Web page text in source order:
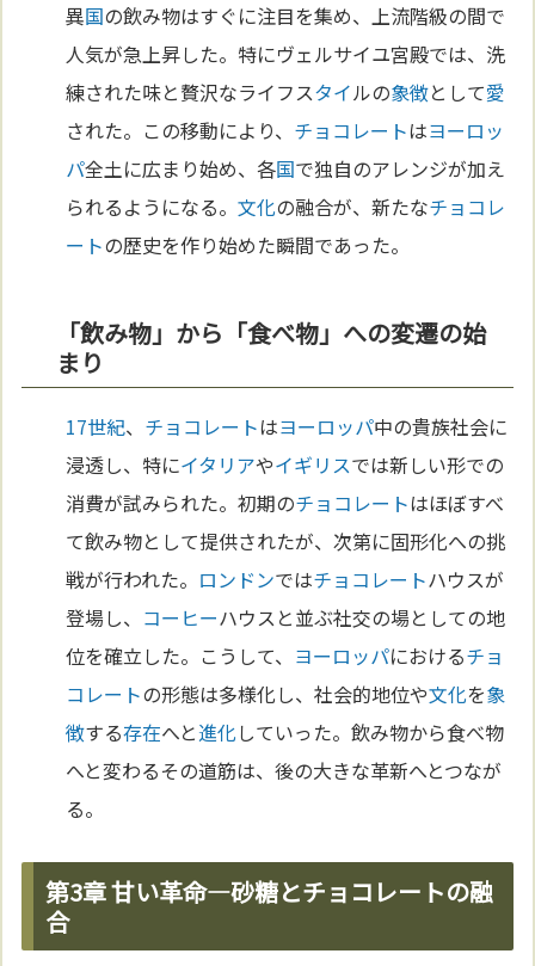
異国の飲み物はすぐに注目を集め、上流階級の間で
人気が急上昇した。特にヴェルサイユ宮殿では、洗
練された味と贅沢なライフスタイルの象徴として愛
された。この移動により、 チョコレートはヨーロッ
パ全土に広まり始め、各国で独自のアレンジが加え
られるようになる。文化の融合が、新たなチョコレ
ートの歴史を作り始めた瞬間であった。
「飲み物」から「食べ物」への変遷の始
まり
17世紀、 チョコレートはヨーロッパ中の貴族社会に
浸透し、特にイタリアやイギリスでは新しい形での
消費が試みられた。初期のチョコレートはほぼすべ
て飲み物として提供されたが、次第に固形化への挑
戦が行われた。 ロンドンではチョコレートハウスが
登場し、 コーヒーハウスと並ぶ社交の場としての地
位を確立した。こうして、 ヨーロッパにおけるチョ
コレートの形態は多様化し、社会的地位や文化を象
徴する存在へと進化していった。飲み物から食べ物
へと変わるその道筋は、後の大きな革新へとつなが
る。
第3章 甘い革命—砂糖とチョコレートの融
合